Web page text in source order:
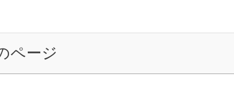
ページ